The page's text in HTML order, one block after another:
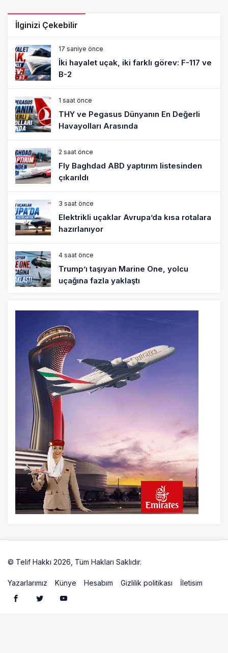
İlginizi Çekebilir
17 saniye önce
İki hayalet uçak, iki farklı görev: F-117 ve
B-2
1 saat önce
THY ve Pegasus Dünyanın En Değerli
Havayolları Arasında
2 saat önce
Fly Baghdad ABD yaptırım listesinden
çıkarıldı
3 saat önce
Elektrikli uçaklar Avrupa’da kısa rotalara
hazırlanıyor
4 saat önce
Trump’ı taşıyan Marine One, yolcu
uçağına fazla yaklaştı
Emirates A380 yolcu rahatsızlanınca
İstanbul’a indi
5 saat önce
Emirates’in reddettiği 10 Boeing 777X
için United kararı
5 saat önce
DHL uçağı havada cisimle çarpıştı,
havalimanında patlayıcı drone bulundu
6 saat önce
Üniformasız Disiplin: Kabin Ekipleri Nasıl
Yolcu Olur?
22 saat önce
© Telif Hakkı 2026, Tüm Hakları Saklıdır.
Yazarlarımız Künye Hesabım Gizlilik politikası İletisim